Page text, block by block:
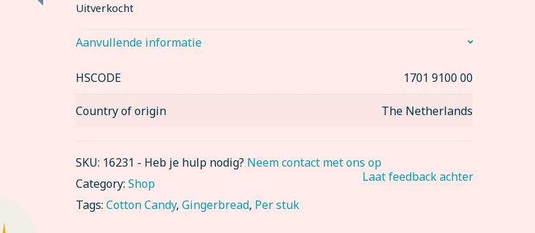
Uitverkocht
Aanvullende informatie
HSCODE 1701 9100 00
Country of origin The Netherlands
SKU: 16231 - Heb je hulp nodig? Neem contact met ons op
Laat feedback achter
Category:Shop
Tags:Cotton Candy,Gingerbread, Per stuk